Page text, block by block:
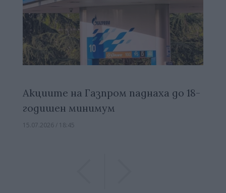
Акциите на Газпром паднаха до 18-
годишен минимум
15.07.2026 / 18:45